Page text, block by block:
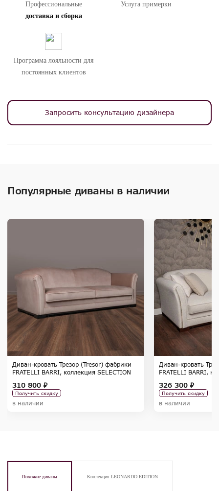
Профессиональные
доставка и сборка
Услуга примерки
Программа лояльности для
постоянных клиентов
Запросить консультацию дизайнера
Популярные диваны в наличии
Диван-кровать Трезор (Tresor) фабрики
FRATELLI BARRI, коллекция SELECTION
310 800 ₽
Получить скидку
в наличии
Диван-кровать
FRATELLI BARRI,
326 300 ₽
Получить скидку
в наличии
Похожие диваны Коллекция LEONARDO EDITION